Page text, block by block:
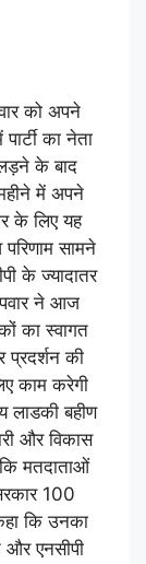
को अपने
का नेता
लड़ने के बाद
में अपने
के लिए यह
सामने
के ज्यादातर
ने आज
का स्वागत
प्रदर्शन की
काम करेगी
लाडकी बहीण
और विकास
मतदाताओं
100
कि उनका
एनसीपी